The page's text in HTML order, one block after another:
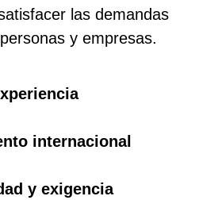
las demandas
y empresas.
internacional
y exigencia